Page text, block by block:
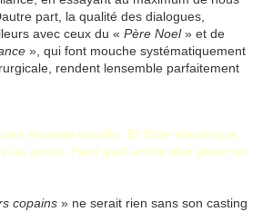
part, la qualité des dialogues,
avec ceux du « Père Noel» et de
», qui font mouche systématiquement
rendent lensemble parfaitement
une énorme couille. Et flûte électrique,
lui aussi. Faut quil arrête den jouer ou
copains » ne serait rien sans son casting